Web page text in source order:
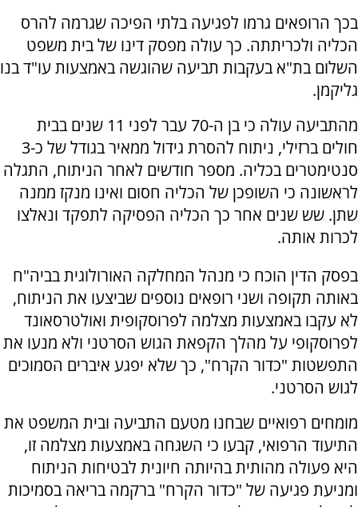
בכך הרופאים גרמו לפגיעה בלתי הפיכה שגרמה להרס
הכליה ולכריתתה. כך עולה מפסק דינו של בית משפט
השלום בת"א בעקבות תביעה שהוגשה באמצעות עו"ד בנו
גליקמן.
מהתביעה עולה כי בן ה-70 עבר לפני 11 שנים בבית
חולים ברזילי, ניתוח להסרת גידול ממאיר בגודל של כ-3
סנטימטרים בכליה. מספר חודשים לאחר הניתוח, התגלה
לראשונה כי השופכן של הכליה חסום ואינו מנקז ממנה
שתן. שש שנים אחר כך הכליה הפסיקה לתפקד ונאלצו
לכרות אותה.
בפסק הדין הוכח כי מנהל המחלקה האורולוגית בביה"ח
באותה תקופה ושני רופאים נוספים שביצעו את הניתוח,
לא עקבו באמצעות מצלמה לפרוסקופית ואולטרסאונד
לפרוסקופי על מהלך הקפאת הגוש הסרטני ולא מנעו את
התפשטות "כדור הקרח", כך שלא יפגע איברים הסמוכים
לגוש הסרטני.
מומחים רפואיים שבחנו מטעם התביעה ובית המשפט את
התיעוד הרפואי, קבעו כי השגחה באמצעות מצלמה זו,
היא פעולה מהותית בהיותה חיונית לבטיחות הניתוח
ומניעת פגיעה של "כדור הקרח" ברקמה בריאה בסמיכות